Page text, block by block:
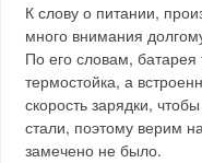
К слову о питании,
много внимания
По его словам,
термостойка, а
скорость зарядки,
стали, поэтому верим
замечено не было.